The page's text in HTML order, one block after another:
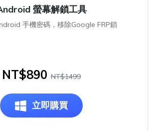
螢幕解鎖工具
手機密碼，移除Google FRP鎖
NT$890 NT$1499
立即購買